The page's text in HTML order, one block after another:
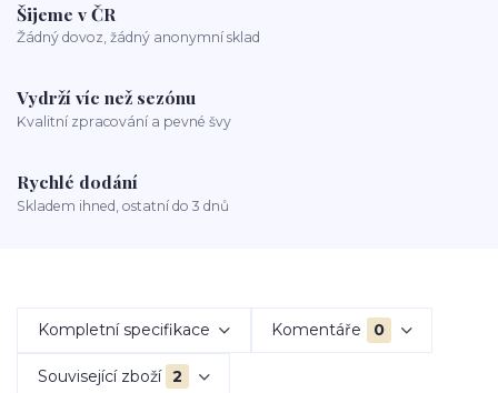
Šijeme v ČR
Žádný dovoz, žádný anonymní sklad
Vydrží víc než sezónu
Kvalitní zpracování a pevné švy
Rychlé dodání
Skladem ihned, ostatní do 3 dnů
Kompletní specifikace Komentáře 0
Související zboží 2